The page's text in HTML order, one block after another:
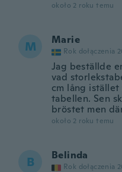
około 2 roku temu
M Marie
Rok dołączenia
Jag beställde
vad
cm lång istället
tabellen. Sen
bröstet men
około 2 roku temu
B Belinda
Rok dołączenia